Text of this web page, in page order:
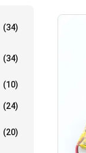
(34)
(34)
(10)
(24)
(20)